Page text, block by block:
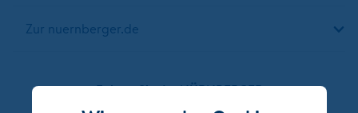
Zur nuernberger.de
Folgen Sie der NÜRNBERGER